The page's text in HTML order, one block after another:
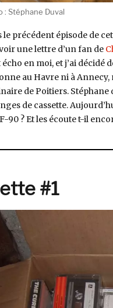
: Stéphane Duval
le précédent épisode de
une lettre d’un fan de
écho en moi, et j’ai décidé
au Havre ni à Annecy,
de Poitiers. Stéphane
de cassette.
90 ? Et les écoute t-il
#1